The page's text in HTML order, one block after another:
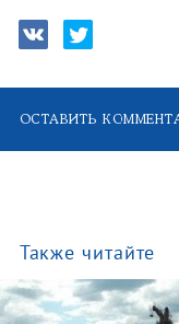
ОСТАВИТЬ
Также читайте